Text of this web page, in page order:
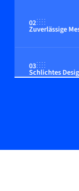
02
Zuverlässige
03
Schlichtes